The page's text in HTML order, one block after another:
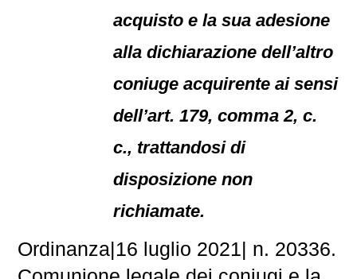
acquisto e la sua adesione
alla dichiarazione dell’altro
coniuge acquirente ai sensi
dell’art. 179, comma 2, c.
c., trattandosi di
disposizione non
richiamate.
Ordinanza|16 luglio 2021| n. 20336.